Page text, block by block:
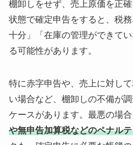
棚卸しをせず、売上原価を正
状態で確定申告をすると、税
十分」「在庫の管理ができて
る可能性があります。
特に赤字申告や、売上に対し
い場合など、棚卸しの不備が
ケースがあります。最悪の場合
や無申告加算税などのペナル